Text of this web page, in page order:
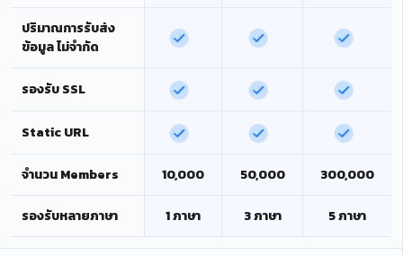
ปริมาณการรับส่ง
ข้อมูล ไม่จำกัด
รองรับ SSL
Static URL
จำนวน Members 10,000 50,000 300,000
รองรับหลายภาษา 1 ภาษา 3 ภาษา 5 ภาษา